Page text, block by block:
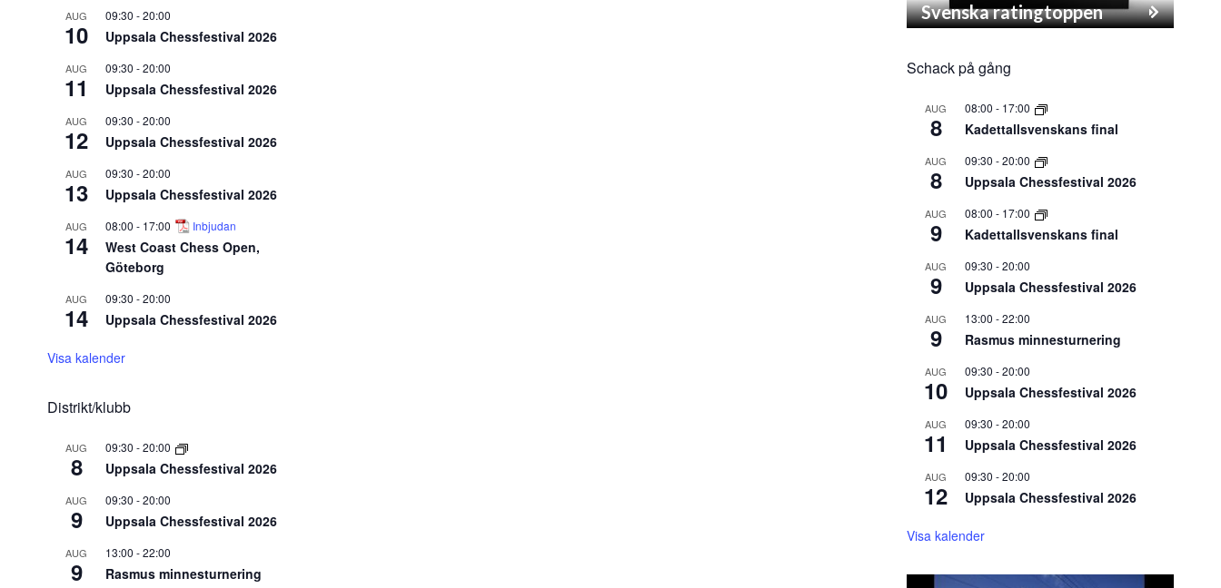
AUG
10
09:30 -20:00
Uppsala Chessfestival 2026
AUG
11
09:30 -20:00
Uppsala Chessfestival 2026
AUG
12
09:30 -20:00
Uppsala Chessfestival 2026
AUG
13
09:30 -20:00
Uppsala Chessfestival 2026
AUG
14
08:00 - 17:00 Inbjudan
West Coast Chess Open,
Göteborg
AUG
14
09:30 -20:00
Uppsala Chessfestival 2026
Visa kalender
Distrikt/klubb
AUG
8
09:30 -20:00
Uppsala Chessfestival 2026
AUG
9
09:30 -20:00
Uppsala Chessfestival 2026
AUG
9
13:00 -22:00
Rasmus minnesturnering
Svenska ratingtoppen
Schack på gång
AUG
8
08:00 - 17:00
Kadettallsvenskans final
AUG
8
09:30 -20:00
Uppsala Chessfestival 2026
AUG
9
08:00 - 17:00
Kadettallsvenskans final
AUG
9
09:30 -20:00
Uppsala Chessfestival 2026
AUG
9
13:00 -22:00
Rasmus minnesturnering
AUG
10
09:30 -20:00
Uppsala Chessfestival 2026
AUG
11
09:30 -20:00
Uppsala Chessfestival 2026
AUG
12
09:30 -20:00
Uppsala Chessfestival 2026
Visa kalender